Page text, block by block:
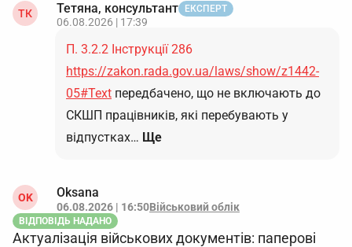
ТК Тетяна, консультант ЕКСПЕРТ
06.08.2026 | 17:39
П. 3.2.2 Інструкції 286
https://zakon.rada.gov.ua/laws/show/z1442-
05#Text передбачено, що не включають до
СКШП працівників, які перебувають у
відпустках… Ще
OK Oksana
06.08.2026 | 16:50Військовий облік
ВІДПОВІДЬ НАДАНО
Актуалізація військових документів: паперові